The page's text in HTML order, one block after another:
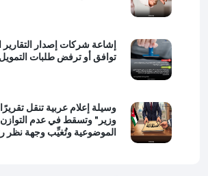
إشاعة شركات إصدار التقارير
توافق أو ترفض طلبات
وسيلة إعلام عربية تنقل
وزير" وتسقط في عدم التوازن
الموضوعية وتُغيِّب وجهة نظر